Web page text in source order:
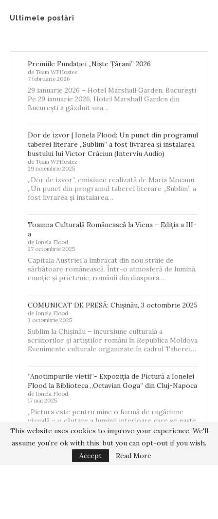
Ultimele postări
Premiile Fundației „Niște Țărani” 2026
de Team WPHostee
7 februarie 2026
29 ianuarie 2026 – Hotel Marshall Garden, București
Pe 29 ianuarie 2026, Hotel Marshall Garden din
București a găzduit una…
Dor de izvor | Ionela Flood: Un punct din programul
taberei literare „Sublim” a fost livrarea și instalarea
bustului lui Victor Crăciun (Interviu Audio)
de Team WPHostee
29 noiembrie 2025
„Dor de izvor”, emisiune realizată de Maria Mocanu.
„Un punct din programul taberei literare „Sublim” a
fost livrarea și instalarea…
Toamna Culturală Românească la Viena – Ediția a III-
a
de Ionela Flood
27 octombrie 2025
Capitala Austriei a îmbrăcat din nou straie de
sărbătoare românească. Într-o atmosferă de lumină,
emoție și prietenie, românii din diaspora…
COMUNICAT DE PRESĂ: Chișinău, 3 octombrie 2025
de Ionela Flood
3 octombrie 2025
Sublim la Chișinău – incursiune culturală a
scriitorilor și artiștilor români în Republica Moldova
Evenimente culturale organizate în cadrul Taberei…
‘’Anotimpurile vietii’’- Expoziția de Pictură a Ionelei
Flood la Biblioteca „Octavian Goga” din Cluj-Napoca
de Ionela Flood
17 mai 2025
„Pictura este pentru mine o formă de rugăciune
vizuală – o căutare a luminii interioare care se naște
din memorie,…
This website uses cookies to improve your experience. We'll
assume you're ok with this, but you can opt-out if you wish.
Accept
Read More